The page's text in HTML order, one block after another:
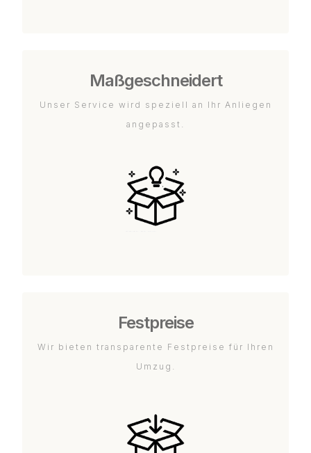
Maßgeschneidert
Unser Service wird speziell an Ihr Anliegen
angepasst.
Festpreise
Wir bieten transparente Festpreise für Ihren
Umzug.